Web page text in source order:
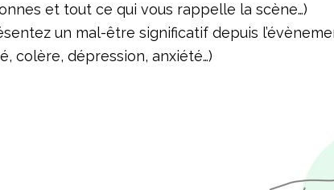
et tout ce qui vous rappelle la scène…)
un mal-être significatif depuis
colère, dépression, anxiété…)